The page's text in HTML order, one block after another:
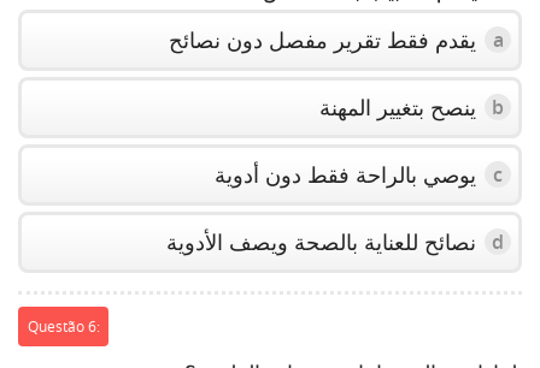
a يقدم فقط تقرير مفصل دون نصائح
b ينصح بتغيير المهنة
c يوصي بالراحة فقط دون أدوية
d نصائح للعناية بالصحة ويصف الأدوية
Questão 6: